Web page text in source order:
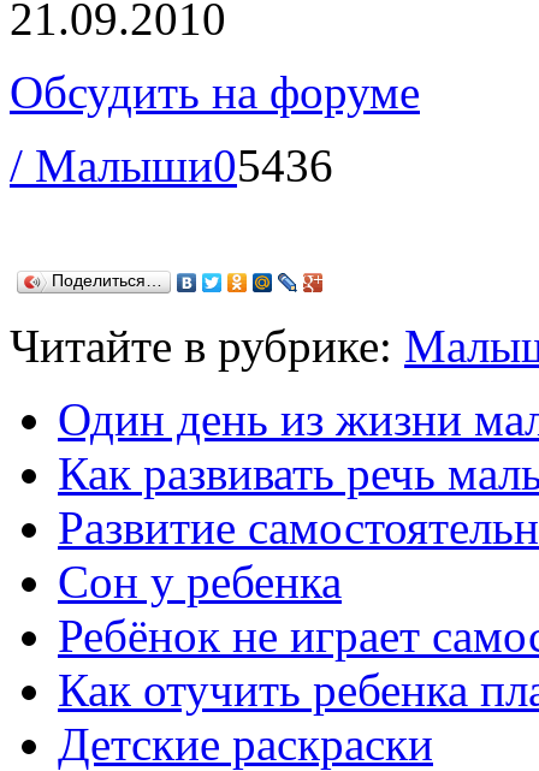
21.09.2010
Обсудить на форуме
/ Малыши05436
Поделиться…
Читайте в рубрике:
Один день из жизни
Как развивать речь
Развитие
Сон у ребенка
Ребёнок не играет
Как отучить ребенка
Детские раскраски